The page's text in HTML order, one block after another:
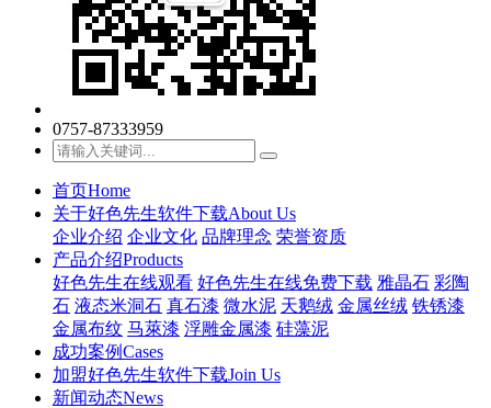
0757-87333959
首页Home
关于好色先生软件下载About Us
企业介绍 企业文化 品牌理念 荣誉资质
产品介绍Products
好色先生在线观看 好色先生在线免费下载 雅晶石 彩陶
石 液态米洞石 真石漆 微水泥 天鹅绒 金属丝绒 铁锈漆
金属布纹 马萊漆 浮雕金属漆 硅藻泥
成功案例Cases
加盟好色先生软件下载Join Us
新闻动态News